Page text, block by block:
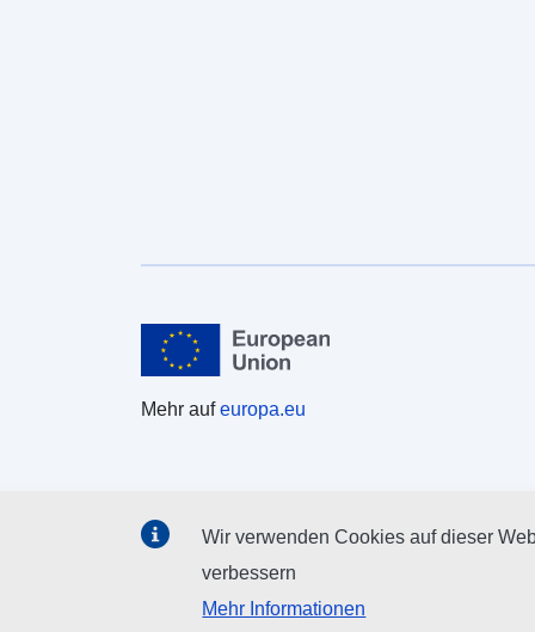
Mehr aufeuropa.eu
Wir verwenden Cookies auf dieser
verbessern
Mehr Informationen